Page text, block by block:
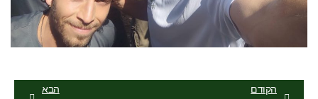
קודם
הקודם הבא